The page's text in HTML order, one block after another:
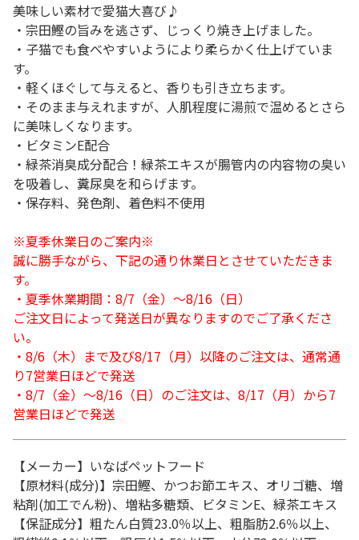
美味しい素材で愛猫大喜び♪
・宗田鰹の旨みを逃さず、じっくり焼き上げました。
・子猫でも食べやすいようにより柔らかく仕上げていま
す。
・軽くほぐして与えると、香りも引き立ちます。
・そのまま与えれますが、人肌程度に湯煎で温めるとさら
に美味しくなります。
・ビタミンE配合
・緑茶消臭成分配合！緑茶エキスが腸管内の内容物の臭い
を吸着し、糞尿臭を和らげます。
・保存料、発色剤、着色料不使用
※夏季休業日のご案内※
誠に勝手ながら、下記の通り休業日とさせていただきま
す。
・夏季休業期間：8/7（金）～8/16（日）
ご注文日によって発送日が異なりますのでご了承くださ
い。
・8/6（木）まで及び8/17（月）以降のご注文は、通常通
り7営業日ほどで発送
・8/7（金）～8/16（日）のご注文は、8/17（月）から7
営業日ほどで発送
【メーカー】いなばペットフード
【原材料(成分)】宗田鰹、かつお節エキス、オリゴ糖、増
粘剤(加工でん粉)、増粘多糖類、ビタミンE、緑茶エキス
【保証成分】粗たん白質23.0％以上、粗脂肪2.6％以上、